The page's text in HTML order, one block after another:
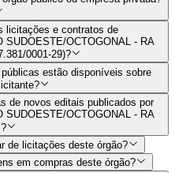
licitações e contratos de
SUDOESTE/OCTOGONAL - RA
0001-29)?
estão disponíveis sobre
de novos editais publicados por
SUDOESTE/OCTOGONAL - RA
de licitações deste órgão?
em compras deste órgão?